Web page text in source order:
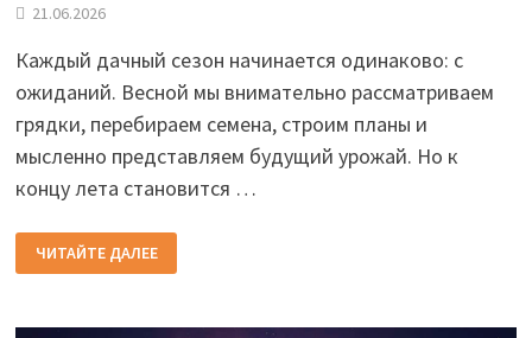
21.06.2026
Каждый дачный сезон начинается одинаково: с
ожиданий. Весной мы внимательно рассматриваем
грядки, перебираем семена, строим планы и
мысленно представляем будущий урожай. Но к
концу лета становится …
УРОЖАЙ
КАК
РАЗГОВОР
О
ЧИТАЙТЕ ДАЛЕЕ